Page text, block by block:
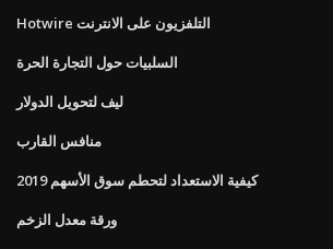
Hotwire التلفزيون على الانترنت
السلبيات حول التجارة الحرة
ليف لتحويل الدولار
منافس القارب
كيفية الاستعداد لتحطم سوق الأسهم 2019
ورقة معدل الزخم